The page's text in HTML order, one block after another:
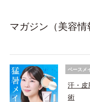
マガジン（美容情
ベースメ
汗・皮
術